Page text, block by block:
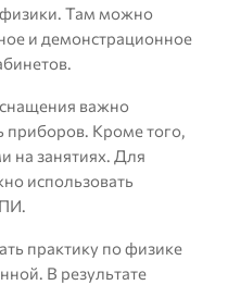
. Там можно
и демонстрационное
важно
приборов. Кроме того,
на занятиях. Для
использовать
.
практику по физике
В результате